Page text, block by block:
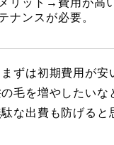
ナンスが必要。
まずは初期費用が安
毛を増やしたいな
な出費も防げると